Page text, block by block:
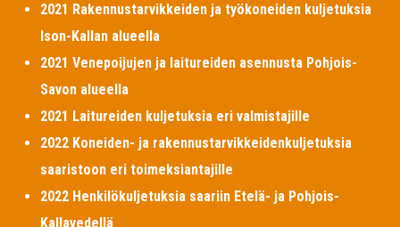
2021 Rakennustarvikkeiden ja työkoneiden kuljetuksia
Ison-Kallan alueella
2021 Venepoijujen ja laitureiden asennusta Pohjois-
Savon alueella
2021 Laitureiden kuljetuksia eri valmistajille
2022 Koneiden- ja rakennustarvikkeidenkuljetuksia
saaristoon eri toimeksiantajille
2022 Henkilökuljetuksia saariin Etelä- ja Pohjois-
Kallavedellä